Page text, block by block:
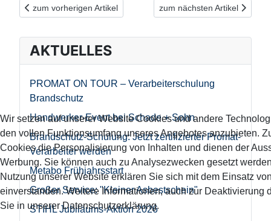
Vorheriger Beitrag: Löcher sägen und versenken in einem
zum vorherigen Artikel Nächster Beitrag: Wir sind
zum nächsten Artikel
AKTUELLES
PROMAT ON TOUR – Verarbeiterschulung
Brandschutz
Handwerker-Event bei Schade + Sohn
Brandschutz-Schulung: Jetzt zertifizierter Promat-
Verarbeiter werden
Metabo Frühjahrsstart
Großer Service: "Kleiner Asbestschein"
STIHL Jubiläums-Aktion 2026
Wir setzen auf unserer Website Cookies und andere
den vollen Funktionsumfang unseres Angebotes anzubieten.
Cookies die Personalisierung von Inhalten und dienen der
Werbung. Sie können auch zu Analysezwecken gesetzt
Nutzung unserer Website erklären Sie sich mit dem Einsatz
einverstanden. Weitere Informationen, auch zur Deaktivierung
Sie in unserer Datenschutzerklärung.